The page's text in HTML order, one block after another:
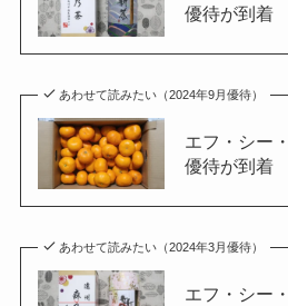
優待が到着
あわせて読みたい（2024年9月優待）
エフ・シー
優待が到着
あわせて読みたい（2024年3月優待）
エフ・シー